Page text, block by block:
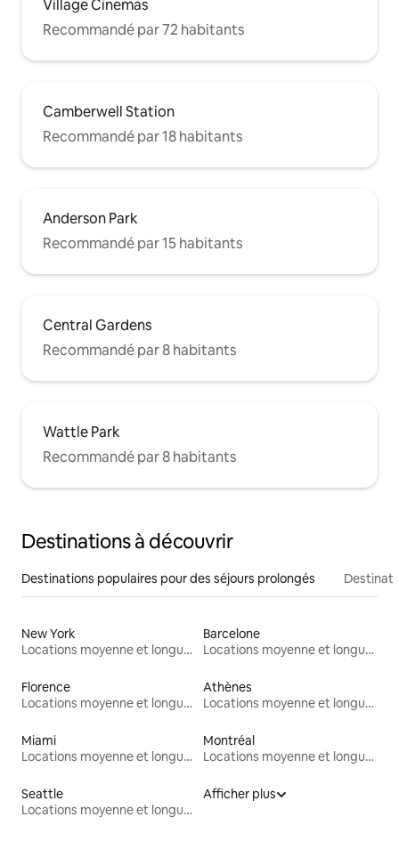
Village Cinemas
Recommandé par 72 habitants
Camberwell Station
Recommandé par 18 habitants
Anderson Park
Recommandé par 15 habitants
Central Gardens
Recommandé par 8 habitants
Wattle Park
Recommandé par 8 habitants
Destinations à découvrir
Destinations populaires pour des séjours prolongés
New York
Locations moyenne et longue durée
Barcelone
Locations moyenne et longue durée
Florence
Locations moyenne et longue durée
Athènes
Locations moyenne et longue durée
Miami
Locations moyenne et longue durée
Montréal
Locations moyenne et longue durée
Seattle
Locations moyenne et longue durée
Afficher plus